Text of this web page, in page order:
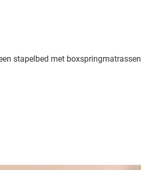
stapelbed met boxspringmatrassen